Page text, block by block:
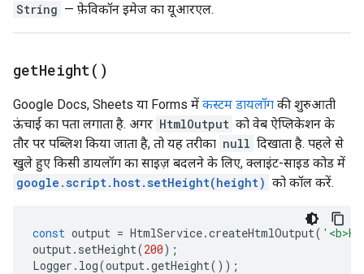
String — फ़ेविकॉन इमेज का यूआरएल.
getHeight( )
Google Docs, Sheets या Forms में कस्टम डायलॉग की शुरुआती
ऊंचाई का पता लगाता है. अगर HtmlOutput को वेब ऐप्लिकेशन के
तौर पर पब्लिश किया जाता है, तो यह तरीका null दिखाता है. पहले से
खुले हुए किसी डायलॉग का साइज़ बदलने के लिए, क्लाइंट-साइड कोड में
google.script.host.setHeight(height) को कॉल करें.
const output = HtmlService.createHtmlOutput(
output. setHeight(200);
Logger . log(output.getHeight());